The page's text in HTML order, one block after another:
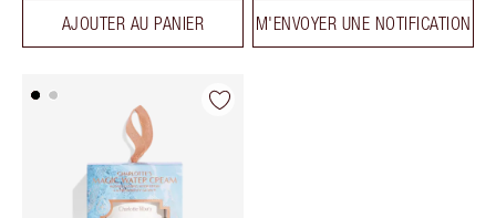
AJOUTER AU PANIER M'ENVOYER UNE NOTIFICATION